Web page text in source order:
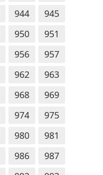
944
945
950
951
956
957
962
963
968
969
974
975
980
981
986
987